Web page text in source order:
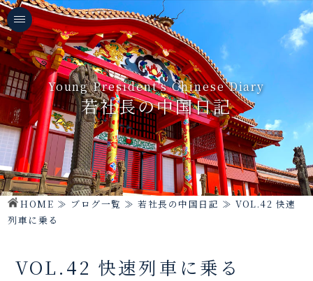
Young President's Chinese Diary
若社長の中国日記
HOME ≫ ブログ一覧 ≫若社長の中国日記 ≫VOL.42 快速
列車に乗る
VOL.42 快速列車に乗る